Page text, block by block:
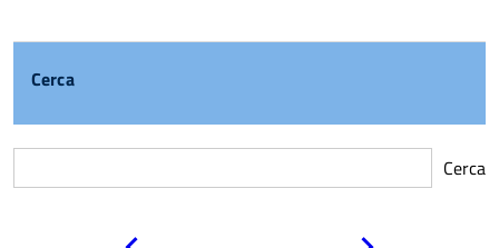
Cerca
Cerca